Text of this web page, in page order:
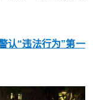
认“违法行为”第一